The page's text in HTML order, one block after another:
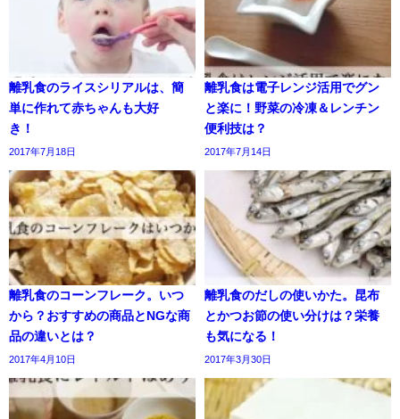
離乳食のライスシリアルは、簡
単に作れて赤ちゃんも大好
き！
2017年7月18日
離乳食は電子レンジ活用でグン
と楽に！野菜の冷凍＆レンチン
便利技は？
2017年7月14日
離乳食のコーンフレーク。いつ
から？おすすめの商品とNGな商
品の違いとは？
2017年4月10日
離乳食のだしの使いかた。昆布
とかつお節の使い分けは？栄養
も気になる！
2017年3月30日